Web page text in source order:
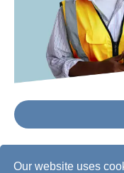
Our website uses